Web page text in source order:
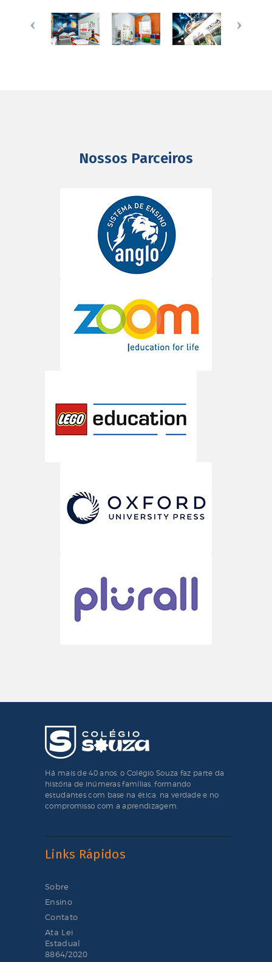
Nossos Parceiros
Há mais de 40 anos, o Colégio Souza faz parte da
história de inúmeras famílias, formando
estudantes com base na ética, na verdade e no
compromisso com a aprendizagem.
Links Rápidos
Sobre
Ensino
Contato
Ata Lei
Estadual
8864/2020